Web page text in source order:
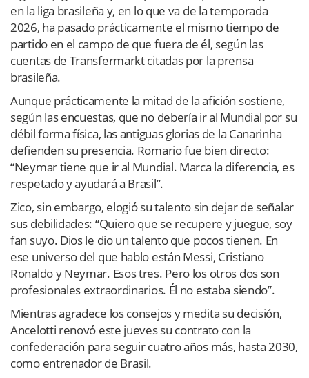
en la liga brasileña y, en lo que va de la temporada
2026, ha pasado prácticamente el mismo tiempo de
partido en el campo de que fuera de él, según las
cuentas de Transfermarkt citadas por la prensa
brasileña.
Aunque prácticamente la mitad de la afición sostiene,
según las encuestas, que no debería ir al Mundial por su
débil forma física, las antiguas glorias de la Canarinha
defienden su presencia. Romario fue bien directo:
“Neymar tiene que ir al Mundial. Marca la diferencia, es
respetado y ayudará a Brasil”.
Zico, sin embargo, elogió su talento sin dejar de señalar
sus debilidades: “Quiero que se recupere y juegue, soy
fan suyo. Dios le dio un talento que pocos tienen. En
ese universo del que hablo están Messi, Cristiano
Ronaldo y Neymar. Esos tres. Pero los otros dos son
profesionales extraordinarios. Él no estaba siendo”.
Mientras agradece los consejos y medita su decisión,
Ancelotti renovó este jueves su contrato con la
confederación para seguir cuatro años más, hasta 2030,
como entrenador de Brasil.